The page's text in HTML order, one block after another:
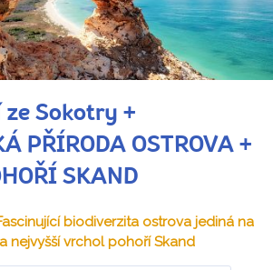
ze Sokotry +
PŘÍRODA OSTROVA +
SKAND
biodiverzita ostrova jediná na
nejvyšší vrchol pohoří Skand